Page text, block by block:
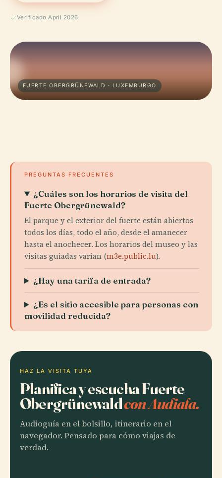
Verificado April 2026
FUERTE OBERGRÜNEWALD · LUXEMBURGO
PREGUNTAS FRECUENTES
¿Cuáles son los horarios de visita del
Fuerte Obergrünewald?
El parque y el exterior del fuerte están abiertos
todos los días, todo el año, desde el amanecer
hasta el anochecer. Los horarios del museo y las
visitas guiadas varían (m3e.public.lu).
¿Hay una tarifa de entrada?
¿Es el sitio accesible para personas con
movilidad reducida?
HAZ LA VISITA TUYA
Planifica y escucha Fuerte
Obergrünewaldcon Audiala.
Audioguía en el bolsillo, itinerario en el
navegador. Pensado para cómo viajas de
verdad.